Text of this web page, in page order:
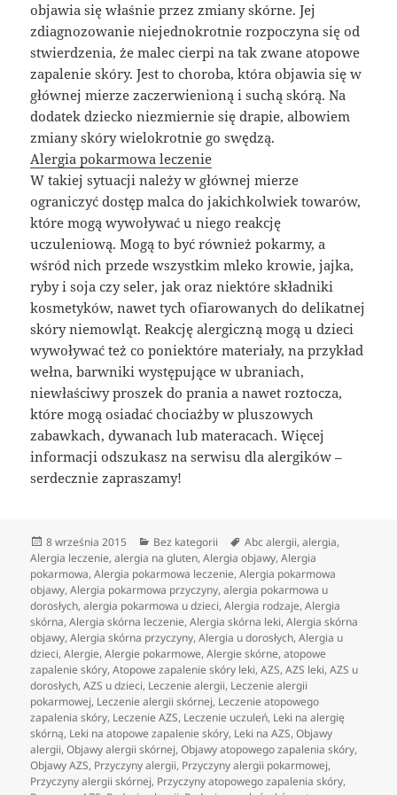
objawia się właśnie przez zmiany skórne. Jej
zdiagnozowanie niejednokrotnie rozpoczyna się od
stwierdzenia, że malec cierpi na tak zwane atopowe
zapalenie skóry. Jest to choroba, która objawia się w
głównej mierze zaczerwienioną i suchą skórą. Na
dodatek dziecko niezmiernie się drapie, albowiem
zmiany skóry wielokrotnie go swędzą.
Alergia pokarmowa leczenie
W takiej sytuacji należy w głównej mierze
ograniczyć dostęp malca do jakichkolwiek towarów,
które mogą wywoływać u niego reakcję
uczuleniową. Mogą to być również pokarmy, a
wśród nich przede wszystkim mleko krowie, jajka,
ryby i soja czy seler, jak oraz niektóre składniki
kosmetyków, nawet tych ofiarowanych do delikatnej
skóry niemowląt. Reakcję alergiczną mogą u dzieci
wywoływać też co poniektóre materiały, na przykład
wełna, barwniki występujące w ubraniach,
niewłaściwy proszek do prania a nawet roztocza,
które mogą osiadać chociażby w pluszowych
zabawkach, dywanach lub materacach. Więcej
informacji odszukasz na serwisu dla alergików –
serdecznie zapraszamy!
Data
publikacji
8 września 2015 Kategorie
Bez kategorii Tagi
Abc alergii,alergia,
Alergia leczenie,alergia na gluten,Alergia objawy,Alergia
pokarmowa,Alergia pokarmowa leczenie,Alergia pokarmowa
objawy,Alergia pokarmowa przyczyny,alergia pokarmowa u
dorosłych,alergia pokarmowa u dzieci,Alergia rodzaje,Alergia
skórna,Alergia skórna leczenie,Alergia skórna leki,Alergia skórna
objawy,Alergia skórna przyczyny,Alergia u dorosłych,Alergia u
dzieci,Alergie,Alergie pokarmowe,Alergie skórne,atopowe
zapalenie skóry,Atopowe zapalenie skóry leki,AZS,AZS leki,AZS u
dorosłych,AZS u dzieci, Leczenie alergii, Leczenie alergii
pokarmowej, Leczenie alergii skórnej, Leczenie atopowego
zapalenia skóry, Leczenie AZS, Leczenie uczuleń, Leki na alergię
skórną, Leki na atopowe zapalenie skóry, Leki na AZS,Objawy
alergii,Objawy alergii skórnej,Objawy atopowego zapalenia skóry,
Objawy AZS, Przyczyny alergii, Przyczyny alergii pokarmowej,
Przyczyny alergii skórnej, Przyczyny atopowego zapalenia skóry,